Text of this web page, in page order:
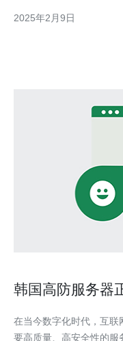
首先，韩国的网络基础设
2025年2月9日
韩国高防服务器
在当今数字化时代，互
要高质量、高安全性的服